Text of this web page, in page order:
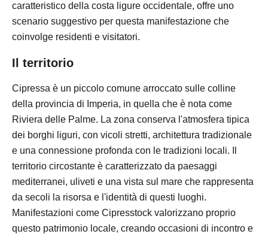
caratteristico della costa ligure occidentale, offre uno
scenario suggestivo per questa manifestazione che
coinvolge residenti e visitatori.
Il territorio
Cipressa è un piccolo comune arroccato sulle colline
della provincia di Imperia, in quella che è nota come
Riviera delle Palme. La zona conserva l'atmosfera tipica
dei borghi liguri, con vicoli stretti, architettura tradizionale
e una connessione profonda con le tradizioni locali. Il
territorio circostante è caratterizzato da paesaggi
mediterranei, uliveti e una vista sul mare che rappresenta
da secoli la risorsa e l'identità di questi luoghi.
Manifestazioni come Cipresstock valorizzano proprio
questo patrimonio locale, creando occasioni di incontro e